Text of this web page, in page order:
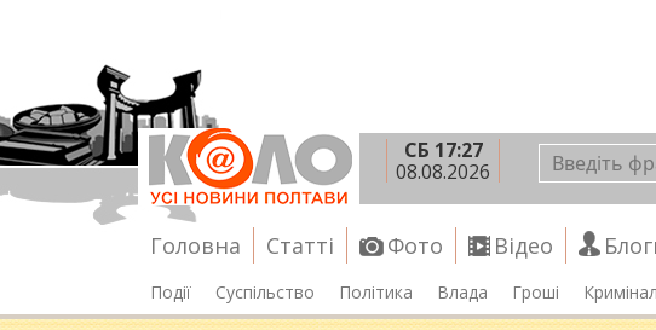
СБ 17:27
08.08.2026
Головна Статті Фото Відео
Події Суспільство Політика Влада Гроші Кримінал